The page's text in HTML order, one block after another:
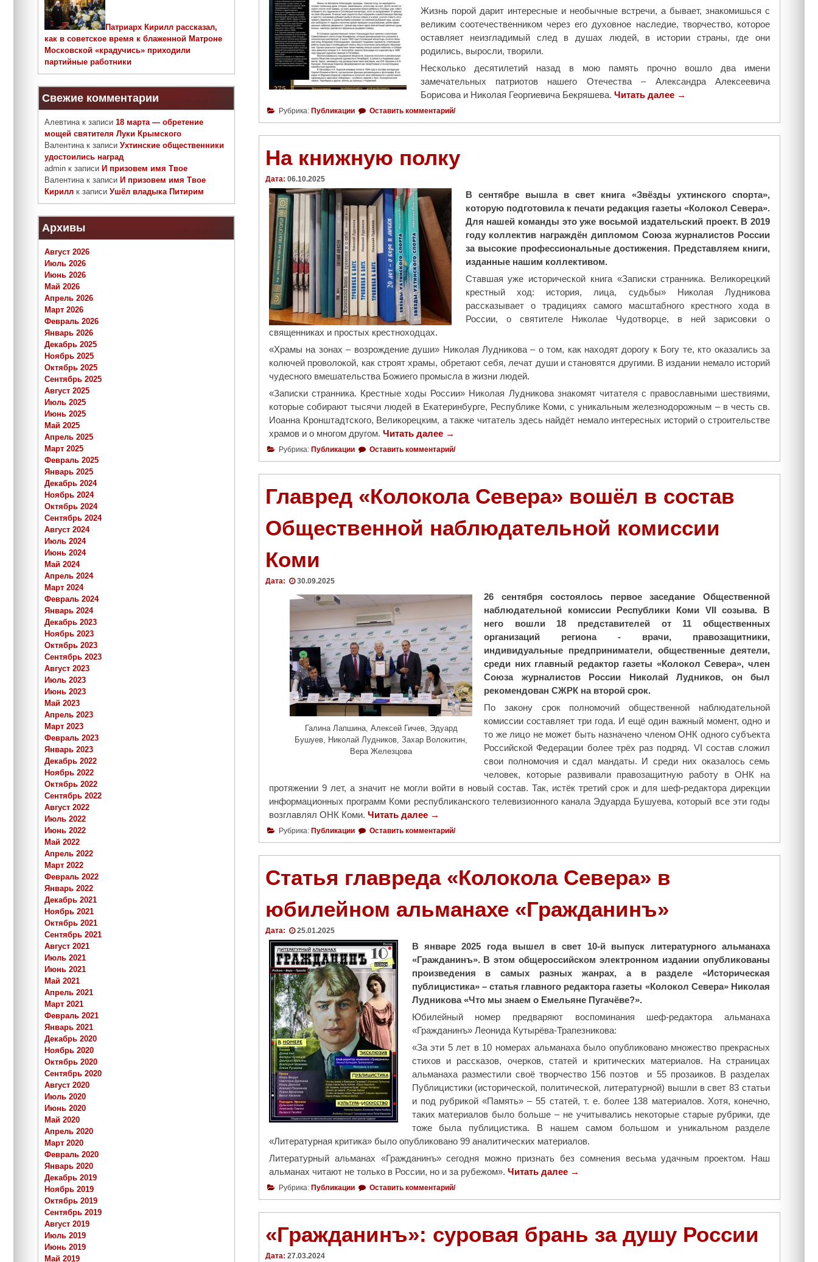
т
о
й
К
к
о
а
Жизнь порой дарит интересные и необычные встречи, а бывает, знакомишься с
великим соотечественником через его духовное наследие, творчество, которое
оставляет неизгладимый след в душах людей, в истории страны, где они
родились, выросли, творили.
Несколько десятилетий назад в мою память прочно вошло два имени
замечательных патриотов нашего Отечества – Александра Алексеевича
Борисова и Николая Георгиевича Бекряшева. Читать далее "
и
в
а
п
в
ц
а
р
с
с
о
г
о
а
→
Рубрика: Публикации Оставить комментарий/
На книжную полку
Дата: 06.10.2025
В сентябре вышла в свет книга «Звёзды ухтинского спорта»,
которую подготовила к печати редакция газеты «Колокол Севера».
Для нашей команды это уже восьмой издательский проект. В 2019
году коллектив награждён дипломом Союза журналистов России
за высокие профессиональные достижения. Представляем книги,
изданные нашим коллективом.
Ставшая уже исторической книга «Записки странника. Великорецкий
крестный ход: история, лица, судьбы» Николая Лудникова
рассказывает о традициях самого масштабного крестного хода в
России, о святителе Николае Чудотворце, в ней зарисовки о
священниках и простых крестноходцах.
«Храмы на зонах – возрождение души» Николая Лудникова – о том, как находят дорогу к Богу те, кто оказались за
колючей проволокой, как строят храмы, обретают себя, лечат души и становятся другими. В издании немало историй
чудесного вмешательства Божиего промысла в жизни людей.
«Записки странника. Крестные ходы России» Николая Лудникова знакомят читателя с православными шествиями,
которые собирают тысячи людей в Екатеринбурге, Республике Коми, с уникальным железнодорожным – в честь св.
Иоанна Кронштадтского, Великорецким, а также читатель здесь найдёт немало интересных историй о строительстве
храмов и о многом другом. Читать далее "
Н
а
к
и
н
л
у
"
→
Рубрика: Публикации Оставить комментарий/
Главред «Колокола Севера» вошёл в состав
Общественной наблюдательной комиссии
Коми
Дата: 30.09.2025
Галина Лапшина, Алексей Гичев, Эдуард
Бушуев, Николай Лудников, Захар Волокитин,
Вера Железцова
26 сентября состоялось первое заседание Общественной
наблюдательной комиссии Республики Коми VII созыва. В
него вошли 18 представителей от 11 общественных
организаций региона - врачи, правозащитники,
индивидуальные предприниматели, общественные деятели,
среди них главный редактор газеты «Колокол Севера», член
Союза журналистов России Николай Лудников, он был
рекомендован СЖРК на второй срок.
По закону срок полномочий общественной наблюдательной
комиссии составляет три года. И ещё один важный момент, одно и
то же лицо не может быть назначено членом ОНК одного субъекта
Российской Федерации более трёх раз подряд. VI состав сложил
свои полномочия и сдал мандаты. И среди них оказалось семь
человек, которые развивали правозащитную работу в ОНК на
протяжении 9 лет, а значит не могли войти в новый состав. Так, истёк третий срок и для шеф-редактора дирекции
информационных программ Коми республиканского телевизионного канала Эдуарда Бушуева, который все эти годы
возглавлял ОНК Коми. Читать далее "
Г
л
а
р
д
о
л
о
к
о
л
а
а
ш
ё
л
в
о
с
→
Рубрика: Публикации Оставить комментарий/
Статья главреда «Колокола Севера» в
юбилейном альманахе «Гражданинъ»
Дата: 25.01.2025
В январе 2025 года вышел в свет 10-й
выпуск литературного альманаха
«Гражданинъ». В этом общероссийском электронном издании опубликованы
произведения в самых разных жанрах, а в разделе «Историческая
публицистика» – статья главного редактора газеты «Колокол Севера» Николая
Лудникова «Что мы знаем о Емельяне Пугачёве?».
Юбилейный номер предваряют воспоминания шеф-редактора альманаха
«Гражданинъ» Леонида Кутырёва-Трапезникова:
«За эти 5 лет в 10 номерах альманаха было опубликовано множество прекрасных
стихов и рассказов, очерков, статей и критических материалов. На страницах
альманаха разместили своё творчество 156 поэтов и 55 прозаиков. В разделах
Публицистики (исторической, политической, литературной) вышли в свет 83 статьи
и под рубрикой «Память» – 55 статей, т. е. более 138 материалов. Хотя, конечно,
таких материалов было больше – не учитывались некоторые старые рубрики, где
тоже была публицистика. В нашем самом большом и уникальном разделе
«Литературная критика» было опубликовано 99 аналитических материалов.
Литературный альманах «Гражданинъ» сегодня можно признать без сомнения весьма удачным проектом. Наш
альманах читают не только в России, но и за рубежом». Читать далее "
т
а
ь
→
Рубрика: Публикации Оставить комментарий/
«Гражданинъ»: суровая брань за душу России
Дата: 27.03.2024
Патриарх Кирилл рассказал,
как в советское время к блаженной Матроне
Московской «крадучись» приходили
партийные работники
Свежие комментарии
Алевтинак записи 18 марта — обретение
мощей святителя Луки Крымского
Валентинак записи Ухтинские общественники
удостоились наград
admin к записи И призовем имя Твое
Валентинак записи И призовем имя Твое
Кирилл к записи Ушёл владыка Питирим
Архивы
Август 2026
Июль 2026
Июнь 2026
Май 2026
Апрель 2026
Март 2026
Февраль 2026
Январь 2026
Декабрь 2025
Ноябрь 2025
Октябрь 2025
Сентябрь 2025
Август 2025
Июль 2025
Июнь 2025
Май 2025
Апрель 2025
Март 2025
Февраль 2025
Январь 2025
Декабрь 2024
Ноябрь 2024
Октябрь 2024
Сентябрь 2024
Август 2024
Июль 2024
Июнь 2024
Май 2024
Апрель 2024
Март 2024
Февраль 2024
Январь 2024
Декабрь 2023
Ноябрь 2023
Октябрь 2023
Сентябрь 2023
Август 2023
Июль 2023
Июнь 2023
Май 2023
Апрель 2023
Март 2023
Февраль 2023
Январь 2023
Декабрь 2022
Ноябрь 2022
Октябрь 2022
Сентябрь 2022
Август 2022
Июль 2022
Июнь 2022
Май 2022
Апрель 2022
Март 2022
Февраль 2022
Январь 2022
Декабрь 2021
Ноябрь 2021
Октябрь 2021
Сентябрь 2021
Август 2021
Июль 2021
Июнь 2021
Май 2021
Апрель 2021
Март 2021
Февраль 2021
Январь 2021
Декабрь 2020
Ноябрь 2020
Октябрь 2020
Сентябрь 2020
Август 2020
Июль 2020
Июнь 2020
Май 2020
Апрель 2020
Март 2020
Февраль 2020
Январь 2020
Декабрь 2019
Ноябрь 2019
Октябрь 2019
Сентябрь 2019
Август 2019
Июль 2019
Июнь 2019
Май 2019